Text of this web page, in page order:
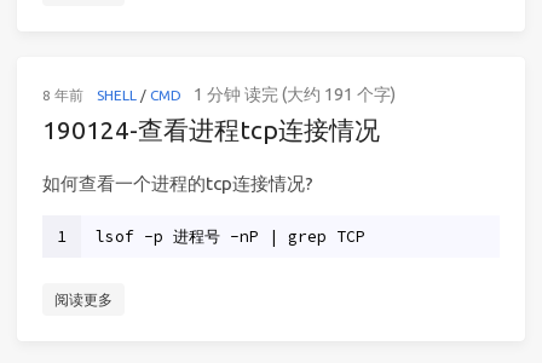
8 年前 SHELL / CMD 1 分钟 读完 (大约 191 个字)
190124-查看进程tcp连接情况
如何查看一个进程的tcp连接情况?
1 lsof -p 进程号 -nP | grep TCP
阅读更多